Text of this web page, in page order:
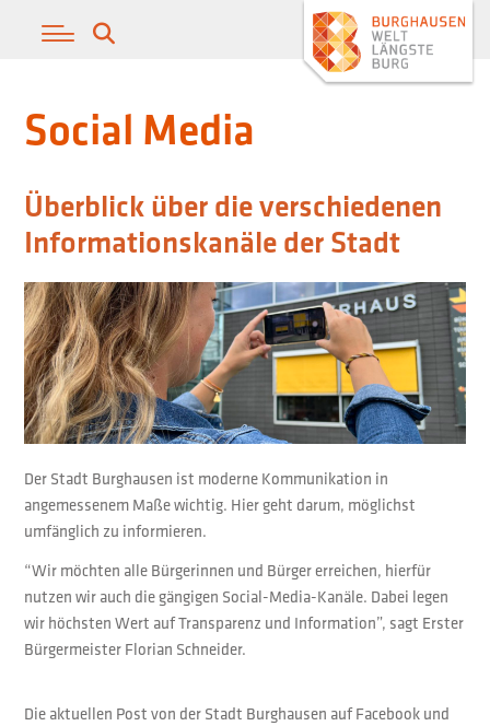
Social Media
Überblick über die verschiedenen
Informationskanäle der Stadt
Der Stadt Burghausen ist moderne Kommunikation in
angemessenem Maße wichtig. Hier geht darum, möglichst
umfänglich zu informieren.
“Wir möchten alle Bürgerinnen und Bürger erreichen, hierfür
nutzen wir auch die gängigen Social-Media-Kanäle. Dabei legen
wir höchsten Wert auf Transparenz und Information”, sagt Erster
Bürgermeister Florian Schneider.
Die aktuellen Post von der Stadt Burghausen auf Facebook und